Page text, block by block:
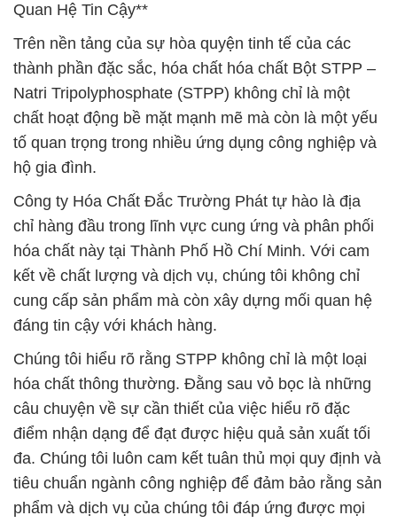
Quan Hệ Tin Cậy**
Trên nền tảng của sự hòa quyện tinh tế của các
thành phần đặc sắc, hóa chất hóa chất Bột STPP –
Natri Tripolyphosphate (STPP) không chỉ là một
chất hoạt động bề mặt mạnh mẽ mà còn là một yếu
tố quan trọng trong nhiều ứng dụng công nghiệp và
hộ gia đình.
Công ty Hóa Chất Đắc Trường Phát tự hào là địa
chỉ hàng đầu trong lĩnh vực cung ứng và phân phối
hóa chất này tại Thành Phố Hồ Chí Minh. Với cam
kết về chất lượng và dịch vụ, chúng tôi không chỉ
cung cấp sản phẩm mà còn xây dựng mối quan hệ
đáng tin cậy với khách hàng.
Chúng tôi hiểu rõ rằng STPP không chỉ là một loại
hóa chất thông thường. Đằng sau vỏ bọc là những
câu chuyện về sự cần thiết của việc hiểu rõ đặc
điểm nhận dạng để đạt được hiệu quả sản xuất tối
đa. Chúng tôi luôn cam kết tuân thủ mọi quy định và
tiêu chuẩn ngành công nghiệp để đảm bảo rằng sản
phẩm và dịch vụ của chúng tôi đáp ứng được mọi